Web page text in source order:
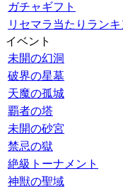
ガチャギフト
リセマラ当たりラン
イベント
未開の幻洞
破界の星墓
天魔の孤城
覇者の塔
未開の砂宮
禁忌の獄
絶級トーナメント
神獣の聖域